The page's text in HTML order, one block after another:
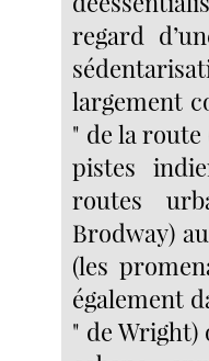
regard
largement
" de la
pistes
routes
Brodway)
(les
également
" de Wright)